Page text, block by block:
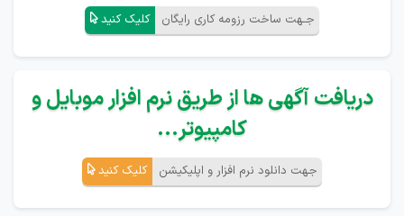
جـهت ساخت رزومه کاری رایگان کلیک کنید
دریافت آگهی ها از طریق نرم افزار موبایل و
کامپیوتر...
جهت دانلود نرم افزار و اپلیکیشن کلیک کنید